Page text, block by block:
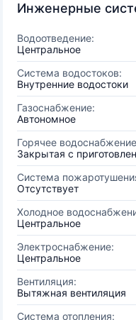
Инженерные
Водоотведение:
Центральное
Система водостоков:
Внутренние водостоки
Газоснабжение:
Автономное
Горячее
Закрытая с
Система
Отсутствует
Холодное
Центральное
Электроснабжение:
Центральное
Вентиляция:
Вытяжная вентиляция
Система отопления: